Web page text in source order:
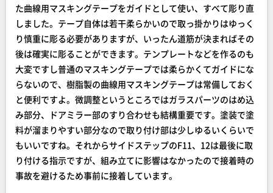
た曲線用マスキングテープをガイドとして使い、すべて彫り直
しました。テープ自体は若干柔らかいので取っ掛かりはゆっく
り慎重に彫る必要がありますが、いったん道筋が決まればその
後は確実に彫ることができます。テンプレートなどを作るのも
大変ですし普通のマスキングテープでは柔らかくてガイドにな
らないので、樹脂製の曲線用マスキングテープは常備しておく
と便利ですよ。微調整というところではガラスパーツのはめ込
み部分、ドアミラー部のすり合わせも結構重要です。塗装で塗
料が溜まりやすい部分なので取り付け部は少しゆるいくらいで
もいいですね。それからサイドステップのF11、12は最後に取
り付ける指示ですが、組み立てに影響はなかったので接着時の
事故を避けるため事前に接着しています。